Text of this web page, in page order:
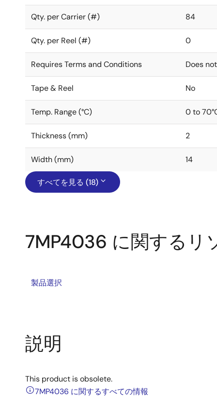
Qty. per Carrier (#) 84
Qty. per Reel (#) 0
Requires Terms and Conditions Does
Tape & Reel No
Temp. Range (°C) 0 to
Thickness (mm) 2
Width (mm) 14
すべてを見る (18)
7MP4036 に関するリ
製品選択
説明
This product is obsolete.
7MP4036 に関するすべての情報